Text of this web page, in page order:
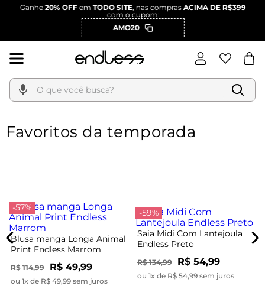
Ganhe 20% OFFem TODO SITE, nas compras ACIMA DE R$399
com o cupom:
AMO20
O que você busca?
Favoritos da temporada
-57%
Blusa manga Longa Animal
Print Endless Marrom
R$ 114,99 R$ 49,99
ou 1x de R$ 49,99 sem juros
-59%
Saia Midi Com Lantejoula
Endless Preto
R$ 134,99 R$ 54,99
ou 1x de R$ 54,99 sem juros